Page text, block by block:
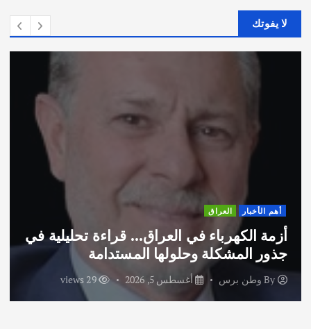
لا يفوتك
في العراق… قراءة تحليلية في
وحلولها المستدامة
أغسطس 5, 2026 29 views
اختتام
الاماراتية